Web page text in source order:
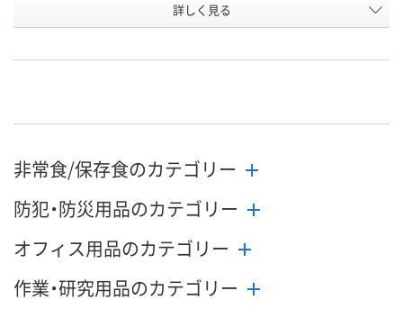
WJ97901 WJ97906
メーカー都合により
メーカー都合により
メーカー都合
詳しく見る
非常食/保存食のカテゴリー
防犯・防災用品のカテゴリー
オフィス用品のカテゴリー
作業・研究用品のカテゴリー